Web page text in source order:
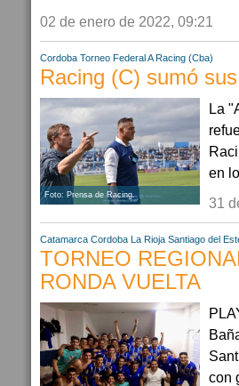
02 de enero de 2022, 09:21
Cordoba Torneo Federal A Racing (Cba)
Racing (C) sumó
Foto: Prensa de Racing.
La
en
31
Catamarca Cordoba La Rioja Santiago del
TORNEO
RONDA VUELTA
con